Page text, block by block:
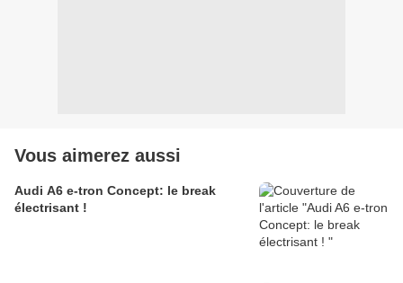
Vous aimerez aussi
Audi A6 e-tron Concept: le break
électrisant !